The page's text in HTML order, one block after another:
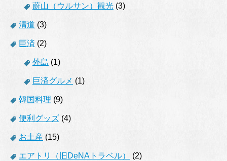
蔚山（ウルサン）観光 (3)
清道 (3)
巨済 (2)
外島 (1)
巨済グルメ (1)
韓国料理 (9)
便利グッズ (4)
お土産 (15)
エアトリ（旧DeNAトラベル） (2)